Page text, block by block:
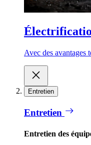
Avec des avantages
Entretien
Entretien
Entretien des